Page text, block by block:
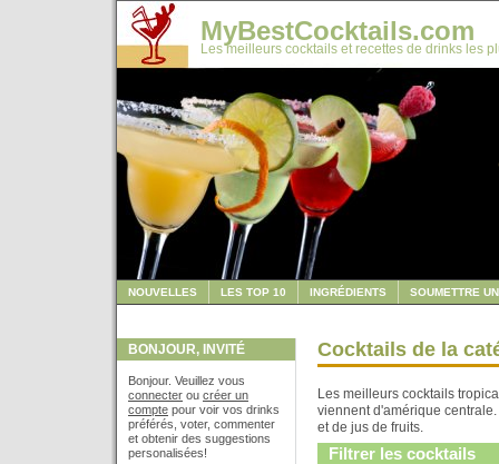
MyBestCocktails.com
Les meilleurs cocktails et recettes de drinks les
NOUVELLES LES TOP 10 INGRÉDIENTS SOUMETTRE
BONJOUR, INVITÉ
Bonjour. Veuillez vous
connecter ou créer un
compte pour voir vos drinks
préférés, voter, commenter
et obtenir des suggestions
personalisées!
Cocktails de la
Les meilleurs cocktails
viennent d'amérique
et de jus de fruits.
Filtrer les cocktails